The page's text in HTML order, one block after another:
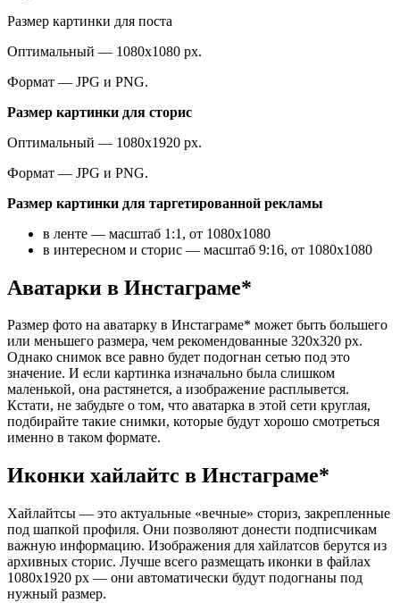
Размер картинки для поста
Оптимальный — 1080х1080 рх.
Формат — JPG и PNG.
Размер картинки для сторис
Оптимальный — 1080х1920 рх.
Формат — JPG и PNG.
Размер картинки для таргетированной рекламы
в ленте — масштаб 1:1, от 1080х1080
в интересном и сторис — масштаб 9:16, от 1080х1080
Аватарки в Инстаграме*
Размер фото на аватарку в Инстаграме* может быть большего
или меньшего размера, чем рекомендованные 320х320 рх.
Однако снимок все равно будет подогнан сетью под это
значение. И если картинка изначально была слишком
маленькой, она растянется, а изображение расплывется.
Кстати, не забудьте о том, что аватарка в этой сети круглая,
подбирайте такие снимки, которые будут хорошо смотреться
именно в таком формате.
Иконки хайлайтс в Инстаграме*
Хайлайтсы — это актуальные «вечные» сториз, закрепленные
под шапкой профиля. Они позволяют донести подписчикам
важную информацию. Изображения для хайлатсов берутся из
архивных сторис. Лучше всего размещать иконки в файлах
1080х1920 рх — они автоматически будут подогнаны под
нужный размер.